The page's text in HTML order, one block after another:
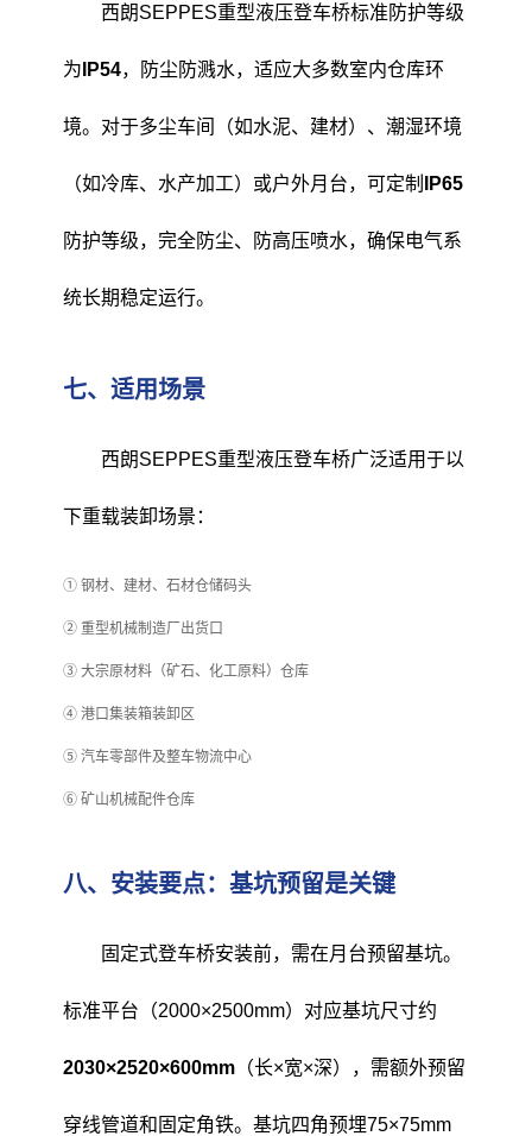
西朗SEPPES重型液压登车桥标准防护等级
为 IP54，防尘防溅水，适应大多数室内仓库环
境。对于多尘车间（如水泥、建材）、潮湿环境
（如冷库、水产加工）或户外月台，可定制 IP65
防护等级，完全防尘、防高压喷水，确保电气系
统长期稳定运行。
七、适用场景
西朗SEPPES重型液压登车桥广泛适用于以
下重载装卸场景：
① 钢材、建材、石材仓储码头
② 重型机械制造厂出货口
③ 大宗原材料（矿石、化工原料）仓库
④ 港口集装箱装卸区
⑤ 汽车零部件及整车物流中心
⑥ 矿山机械配件仓库
八、安装要点：基坑预留是关键
固定式登车桥安装前，需在月台预留基坑。
标准平台（2000×2500mm）对应基坑尺寸约
2030×2520×600mm （长×宽×深），需额外预留
穿线管道和固定角铁。基坑四角预埋75×75mm